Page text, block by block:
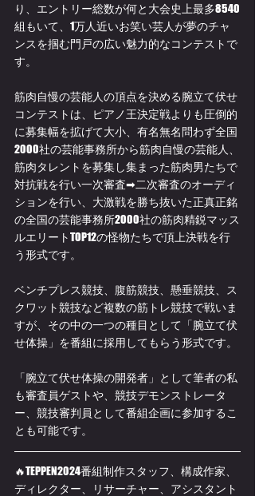
り、エントリー総数が何と大会史上最多8540
組もいて、1万人近いお笑い芸人が夢のチャ
ンスを掴む門戸の広い魅力的なコンテストで
す。
筋肉自慢の芸能人の頂点を決める腕立て伏せ
コンテストは、ピアノ王決定戦よりも圧倒的
に募集幅を拡げて大小、有名無名問わず全国
2000社の芸能事務所から筋肉自慢の芸能人、
筋肉タレントを募集し集まった筋肉男たちで
対抗戦を行い一次審査➡二次審査のオーディ
ションを行い、大激戦を勝ち抜いた正真正銘
の全国の芸能事務所2000社の筋肉精鋭マッス
ルエリートTOP12の怪物たちで頂上決戦を行
う形式です。
ベンチプレス競技、腹筋競技、懸垂競技、ス
クワット競技など複数の筋トレ競技で戦いま
すが、その中の一つの種目として「腕立て伏
せ体操」を番組に採用してもらう形式です。
「腕立て伏せ体操の開発者」として筆者の私
も審査員ゲストや、競技デモンストレータ
ー、競技審判員として番組企画に参加するこ
とも可能です。
🔥TEPPEN2024番組制作スタッフ、構成作家、
ディレクター、リサーチャー、アシスタント